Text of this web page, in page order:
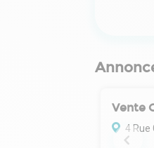
En
Vente
4 Rue